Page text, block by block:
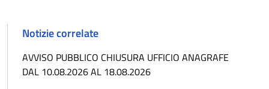
Notizie correlate
AVVISO PUBBLICO CHIUSURA UFFICIO ANAGRAFE
DAL 10.08.2026 AL 18.08.2026